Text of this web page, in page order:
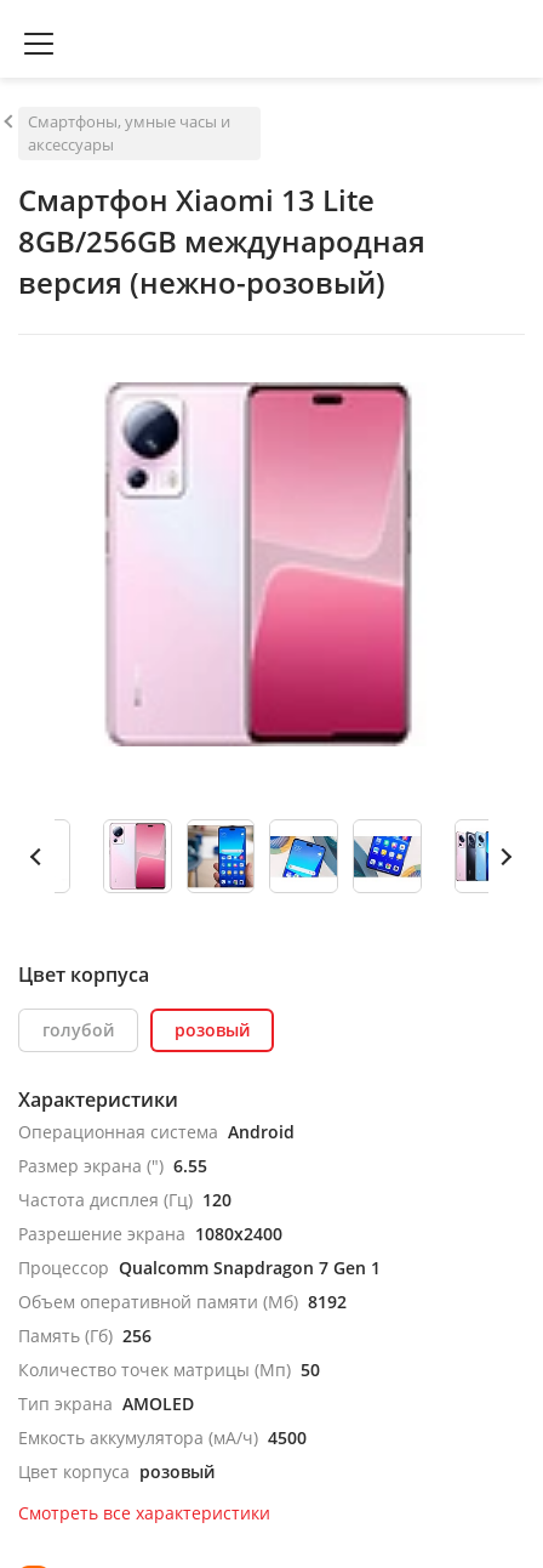
Смартфоны, умные часы и
аксессуары
Смартфон Xiaomi 13 Lite
8GB/256GB международная
версия (нежно-розовый)
Цвет корпуса
голубой розовый
Характеристики
Операционная система Android
Размер экрана (") 6.55
Частота дисплея (Гц) 120
Разрешение экрана 1080x2400
Процессор Qualcomm Snapdragon 7 Gen 1
Объем оперативной памяти (Мб) 8192
Память (Гб) 256
Количество точек матрицы (Мп) 50
Тип экрана AMOLED
Емкость аккумулятора (мА/ч) 4500
Цвет корпуса розовый
Смотреть все характеристики